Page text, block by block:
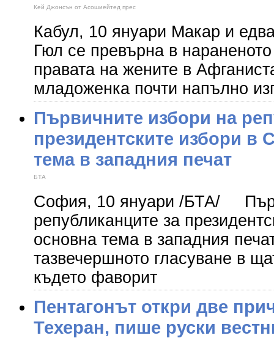
Кей Джонсън от Асошиейтед прес
Кабул, 10 януари Макар и
Гюл се превърна в
правата на жените в
младоженка почти напълно
Първичните избори на
президентските избори
тема в западния печат
БТА
София, 10 януари /БТА/
републиканците за
основна тема в западния
тазвечершното гласуване в
където фаворит
Пентагонът откри две
Техеран, пише руски